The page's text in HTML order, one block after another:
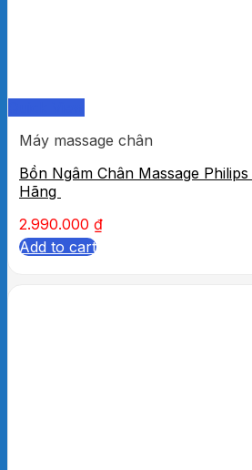
Máy massage chân
Bồn Ngâm Chân Massage
Hãng
2.990.000 ₫
Add to cart